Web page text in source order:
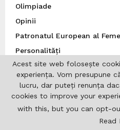
Olimpiade
Opinii
Patronatul European al
Personalități
Politică
Polonia
Portugalia
Post Catolic
Acest site web folosește
experiența. Vom presupune
lucru, dar puteți renunța
cookies to improve your
with this, but you can opt-
Read